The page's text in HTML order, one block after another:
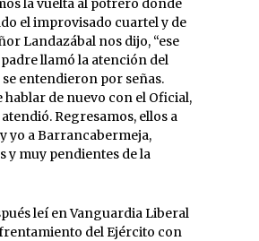
la vuelta al potrero donde
el improvisado cuartel y de
Landazábal nos dijo, “ese
padre llamó la atención del
entendieron por señas.
hablar de nuevo con el Oficial,
Regresamos, ellos a
yo a Barrancabermeja,
y muy pendientes de la
leí en Vanguardia Liberal
del Ejército con